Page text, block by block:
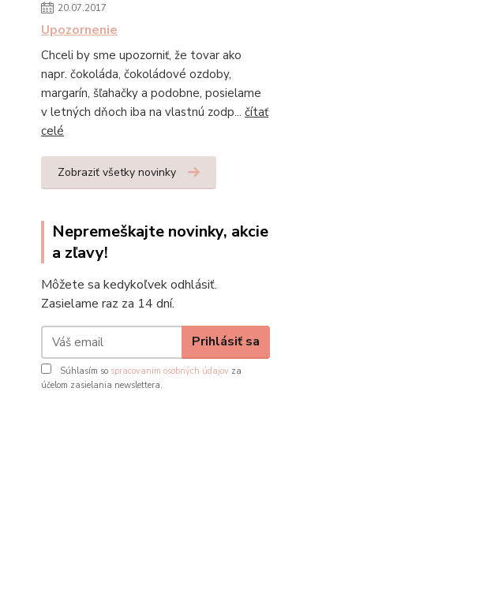
20.07.2017
Upozornenie
Chceli by sme upozorniť, že tovar ako
napr. čokoláda, čokoládové ozdoby,
margarín, šľahačky a podobne, posielame
v letných dňoch iba na vlastnú zodp... čítať
celé
Zobraziť všetky novinky
Nepremeškajte novinky, akcie
a zľavy!
Môžete sa kedykoľvek odhlásiť.
Zasielame raz za 14 dní.
Prihlásiť sa
Súhlasím so spracovaním osobných údajov za
účelom zasielania newslettera.